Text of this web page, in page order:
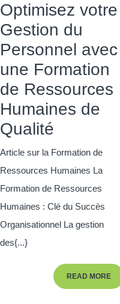
Optimisez votre
Gestion du
Personnel avec
une Formation
de Ressources
Humaines de
QualitéOptimisez
votre
Gestion
du
avec
de
Article sur la Formation de
Ressources Humaines La
Formation de Ressources
Humaines : Clé du Succès
Organisationnel La gestion
des{...}
READ MORE